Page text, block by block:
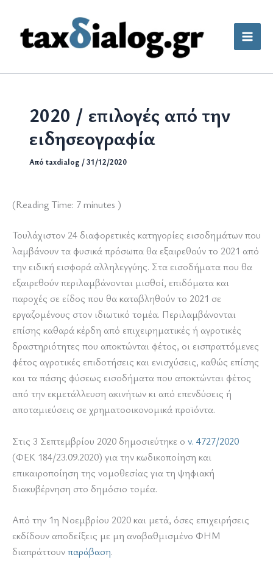
περιεχόμενο
2020 / επιλογές από την
ειδησεογραφία
Από taxdialog /31/12/2020
(Reading Time: 7 minutes )
Τουλάχιστον 24 διαφορετικές κατηγορίες εισοδημάτων που
λαμβάνουν τα φυσικά πρόσωπα θα εξαιρεθούν το 2021 από
την ειδική εισφορά αλληλεγγύης. Στα εισοδήματα που θα
εξαιρεθούν περιλαμβάνονται μισθοί, επιδόματα και
παροχές σε είδος που θα καταβληθούν το 2021 σε
εργαζομένους στον ιδιωτικό τομέα. Περιλαμβάνονται
επίσης καθαρά κέρδη από επιχειρηματικές ή αγροτικές
δραστηριότητες που αποκτώνται φέτος, οι εισπραττόμενες
φέτος αγροτικές επιδοτήσεις και ενισχύσεις, καθώς επίσης
και τα πάσης φύσεως εισοδήματα που αποκτώνται φέτος
από την εκμετάλλευση ακινήτων κι από επενδύσεις ή
αποταμιεύσεις σε χρηματοοικονομικά προϊόντα.
Στις 3 Σεπτεμβρίου 2020 δημοσιεύτηκε ο ν. 4727/2020
(ΦΕΚ 184/23.09.2020) για την κωδικοποίηση και
επικαιροποίηση της νομοθεσίας για τη ψηφιακή
διακυβέρνηση στο δημόσιο τομέα.
Από την 1η Νοεμβρίου 2020 και μετά, όσες επιχειρήσεις
εκδίδουν αποδείξεις με μη αναβαθμισμένο ΦΗΜ
διαπράττουνπαράβαση.